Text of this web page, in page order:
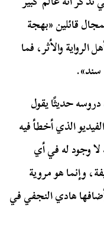
قائلين «بهجة
والأثر، فما
سند».
حديثًا يقول
الذي أخطأ فيه
لا وجود له في أي
وإنما هو مروية
هادي النجفي في